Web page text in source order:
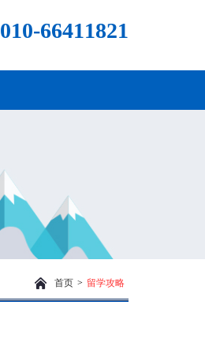
010-66411821
首页 > 留学攻略